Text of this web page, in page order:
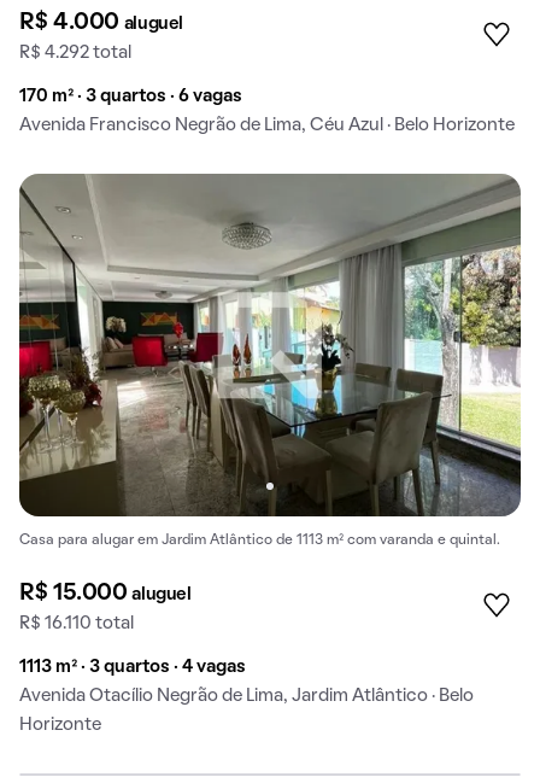
R$ 4.000 aluguel
R$ 4.292 total
170 m² · 3 quartos · 6 vagas
Avenida Francisco Negrão de Lima, Céu Azul · Belo Horizonte
Casa para alugar em Jardim Atlântico de 1113 m² com varanda e quintal.
R$ 15.000aluguel
R$ 16.110 total
1113 m² · 3 quartos · 4 vagas
Avenida Otacílio Negrão de Lima, Jardim Atlântico · Belo
Horizonte